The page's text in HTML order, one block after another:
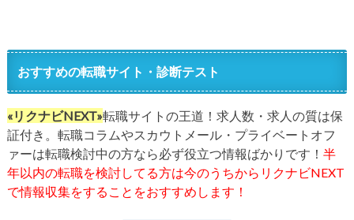
おすすめの転職サイト・診断テスト
«リクナビNEXT»転職サイトの王道！求人数・求人の質は保
証付き。転職コラムやスカウトメール・プライベートオフ
ァーは転職検討中の方なら必ず役立つ情報ばかりです！ 半
年以内の転職を検討してる方は今のうちからリクナビNEXT
で情報収集をすることをおすすめします！